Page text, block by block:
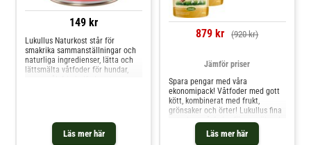
149 kr
Läs mer här
Lukullus Naturkost står för
smakrika sammanställningar och
naturliga ingredienser, lätta och
lättsmälta våtfoder för hundar,
879 kr (920 kr)
Läs mer här
Jämför priser
Spara pengar med våra
ekonomipack! Våtfoder med gott
kött, kombinerat med frukt,
grönsaker och örter! Lukullus fina
naturkost våtfoder för nogräknade